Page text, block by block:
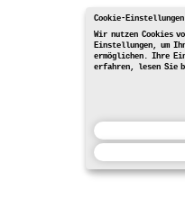
Cookie-Einstellungen
Wir nutzen Cookies
Einstellungen, um
ermöglichen. Ihre
erfahren, lesen Sie